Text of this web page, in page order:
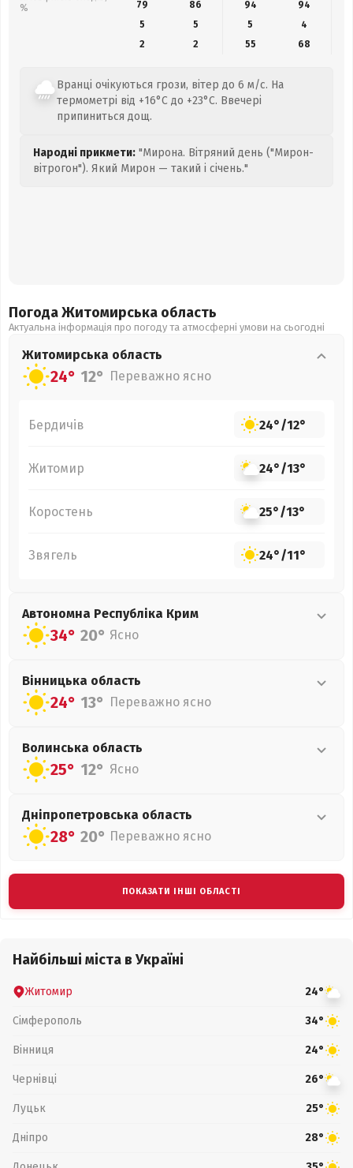
%
79
86 94 94
5
5 5
4
2
2 55 68
Вранці очікуються грози, вітер до 6 м/с. На
термометрі від +16°C до +23°C. Ввечері
припиниться дощ.
Народні прикмети: "Мирона. Вітряний день ("Мирон-
вітрогон"). Який Мирон — такий і січень."
Погода Житомирська область
Актуальна інформація про погоду та атмосферні умови на сьогодні
Житомирська область
24° 12° Переважно ясно
Бердичів 24°/12°
Житомир 24°/13°
Коростень 25°/13°
Звягель 24°/11°
Автономна Республіка Крим
34° 20° Ясно
Вінницька область
24° 13° Переважно ясно
Волинська область
25° 12° Ясно
Дніпропетровська область
28° 20° Переважно ясно
ПОКАЗАТИ ІНШІ ОБЛАСТІ
Найбільші міста в Україні
Житомир 24°
Сімферополь 34°
Вінниця 24°
Чернівці 26°
Луцьк 25°
Дніпро 28°